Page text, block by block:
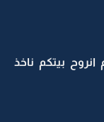
بيتكم ناخذ